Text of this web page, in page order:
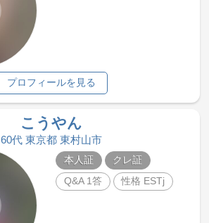
プロフィールを見る
こうやん
60代 東京都 東村山市
本人証
クレ証
Q&A 1答
性格 ESTj